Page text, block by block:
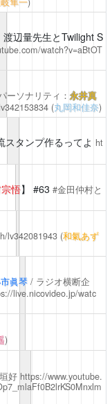
辺量先生とTwilight S
watch?v=aBtOT
ーソナリティ： 永井真
(丸岡和佳奈)
スタンプ作るってよ ht
悟】 #63 #金田仲村と
lv342081943 (和氣あず
眞琴/ ラジオ横断企
live.nicovideo.jp/watc
)
好 https://www.youtube.